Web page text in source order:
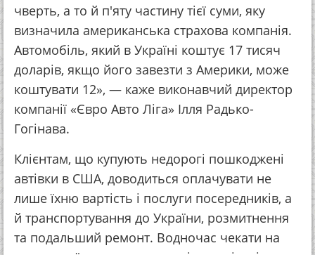
чверть, а то й п'яту частину тієї суми, яку
визначила американська страхова компанія.
Автомобіль, який в Україні коштує 17 тисяч
доларів, якщо його завезти з Америки, може
коштувати 12», — каже виконавчий директор
компанії «Євро Авто Ліга» Ілля Радько-
Гогінава.
Клієнтам, що купують недорогі пошкоджені
автівки в США, доводиться оплачувати не
лише їхню вартість і послуги посередників, а
й транспортування до України, розмитнення
та подальший ремонт. Водночас чекати на